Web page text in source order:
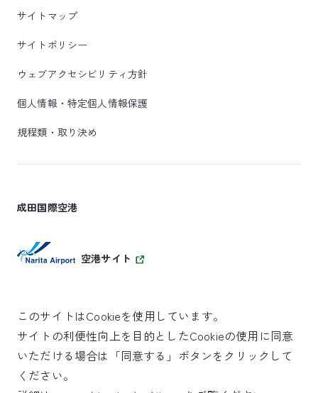
サイトマップ
サイトポリシー
ウェブアクセシビリティ方針
個人情報・特定個人情報保護
規程類・取り決め
成田国際空港
空港サイト
SKYTRAX
5スターエアポート
このサイトはCookieを使用しています。
サイトの利便性向上を目的としたCookieの使用に同意
いただける場合は「同意する」ボタンをクリックして
ください。